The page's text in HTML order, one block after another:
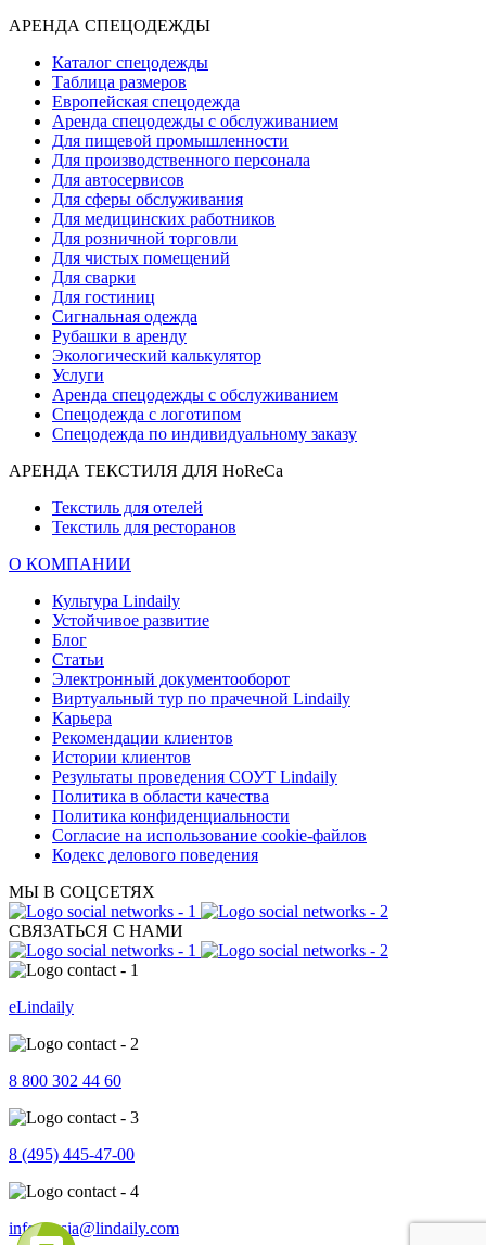
АРЕНДА СПЕЦОДЕЖДЫ
Каталог спецодежды
Таблица размеров
Европейская спецодежда
Аренда спецодежды с обслуживанием
Для пищевой промышленности
Для производственного персонала
Для автосервисов
Для сферы обслуживания
Для медицинских работников
Для розничной торговли
Для чистых помещений
Для сварки
Для гостиниц
Сигнальная одежда
Рубашки в аренду
Экологический калькулятор
Услуги
Аренда спецодежды с обслуживанием
Спецодежда с логотипом
Спецодежда по индивидуальному заказу
АРЕНДА ТЕКСТИЛЯ ДЛЯ HoReCa
Текстиль для отелей
Текстиль для ресторанов
О КОМПАНИИ
Культура Lindaily
Устойчивое развитие
Блог
Статьи
Электронный документооборот
Виртуальный тур по прачечной Lindaily
Карьера
Рекомендации клиентов
Истории клиентов
Результаты проведения СОУТ Lindaily
Политика в области качества
Политика конфиденциальности
Согласие на использование cookie-файлов
Кодекс делового поведения
МЫ В СОЦСЕТЯХ
СВЯЗАТЬСЯ С НАМИ
eLindaily
8 800 302 44 60
8 (495) 445-47-00
info.russia@lindaily.com